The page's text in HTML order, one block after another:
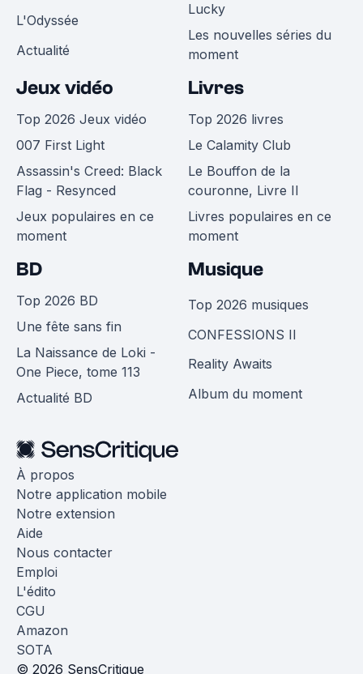
L'Odyssée
Actualité
Lucky
Les nouvelles séries du
moment
Jeux vidéo
Top 2026 Jeux vidéo
007 First Light
Assassin's Creed: Black
Flag - Resynced
Jeux populaires en ce
moment
Livres
Top 2026 livres
Le Calamity Club
Le Bouffon de la
couronne, Livre II
Livres populaires en ce
moment
BD
Top 2026 BD
Une fête sans fin
La Naissance de Loki -
One Piece, tome 113
Actualité BD
Musique
Top 2026 musiques
CONFESSIONS II
Reality Awaits
Album du moment
À propos
Notre application mobile
Notre extension
Aide
Nous contacter
Emploi
L'édito
CGU
Amazon
SOTA
© 2026 SensCritique